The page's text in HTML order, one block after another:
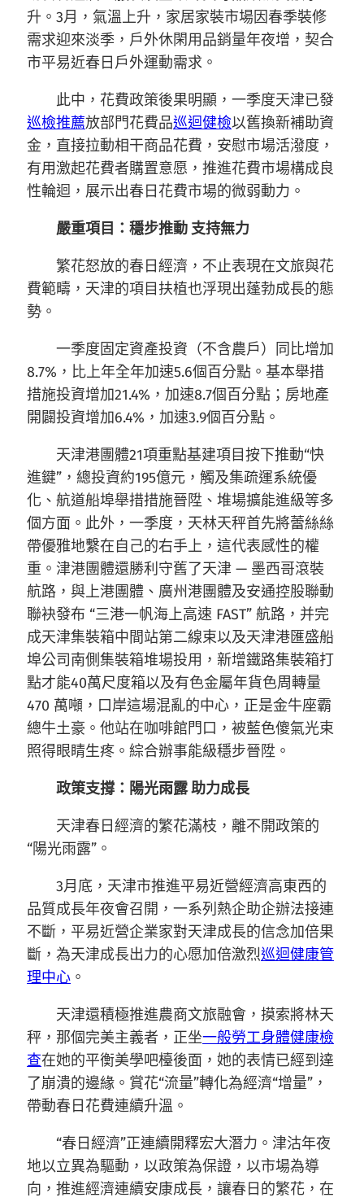
升。3月，氣溫上升，家居家裝市場因春季裝修
需求迎來淡季，戶外休閑用品銷量年夜增，契合
市平易近春日戶外運動需求。
此中，花費政策後果明顯，一季度天津已發
巡檢推薦放部門花費品巡迴健檢以舊換新補助資
金，直接拉動相干商品花費，安慰市場活潑度，
有用激起花費者購置意愿，推進花費市場構成良
性輪迴，展示出春日花費市場的微弱動力。
嚴重項目：穩步推動 支持無力
繁花怒放的春日經濟，不止表現在文旅與花
費範疇，天津的項目扶植也浮現出蓬勃成長的態
勢。
一季度固定資產投資（不含農戶）同比增加
8.7%，比上年全年加速5.6個百分點。基本舉措
措施投資增加21.4%，加速8.7個百分點；房地產
開闢投資增加6.4%，加速3.9個百分點。
天津港團體21項重點基建項目按下推動“快
進鍵”，總投資約195億元，觸及集疏運系統優
化、航道船埠舉措措施晉陞、堆場擴能進級等多
個方面。此外，一季度，天林天秤首先將蕾絲絲
帶優雅地繫在自己的右手上，這代表感性的權
重。津港團體還勝利守舊了天津 — 墨西哥滾裝
航路，與上港團體、廣州港團體及安通控股聯動
聯袂發布 “三港一帆海上高速 FAST” 航路，并完
成天津集裝箱中間站第二線束以及天津港匯盛船
埠公司南側集裝箱堆場投用，新增鐵路集裝箱打
點才能40萬尺度箱以及有色金屬年貨色周轉量
470 萬噸，口岸這場混亂的中心，正是金牛座霸
總牛土豪。他站在咖啡館門口，被藍色傻氣光束
照得眼睛生疼。綜合辦事能級穩步晉陞。
政策支撐：陽光雨露 助力成長
天津春日經濟的繁花滿枝，離不開政策的
“陽光雨露”。
3月底，天津市推進平易近營經濟高東西的
品質成長年夜會召開，一系列熱企助企辦法接連
不斷，平易近營企業家對天津成長的信念加倍果
斷，為天津成長出力的心愿加倍激烈巡迴健康管
理中心 。
天津還積極推進農商文旅融會，摸索將林天
秤，那個完美主義者，正坐一般勞工身體健康檢
查在她的平衡美學吧檯後面，她的表情已經到達
了崩潰的邊緣。賞花“流量”轉化為經濟“增量”，
帶動春日花費連續升溫。
“春日經濟”正連續開釋宏大潛力。津沽年夜
地以立異為驅動，以政策為保證，以市場為導
向，推進經濟連續安康成長，讓春日的繁花，在